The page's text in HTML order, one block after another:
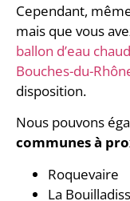
Cependant,
mais que vous
ballon d’eau
Bouches-du-
disposition.
Nous pouvons
communes à
Roquevaire
La